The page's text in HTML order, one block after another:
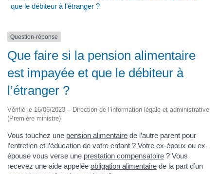
que le débiteur à l’étranger ?
Question-réponse
Que faire si la pension alimentaire
est impayée et que le débiteur à
l’étranger ?
Vérifié le 16/06/2023 – Direction de l’information légale et administrative
(Première ministre)
Vous touchez une pension alimentaire de l’autre parent pour
l’entretien et l’éducation de votre enfant ? Votre ex-époux ou ex-
épouse vous verse une prestation compensatoire ? Vous
recevez une aide appelée obligation alimentaire de la part d’un